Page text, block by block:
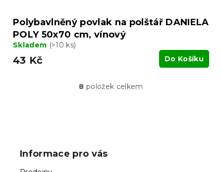
Polybavlněný povlak na polštář DANIELA
POLY 50x70 cm, vínový
Skladem (>10 ks)
43 Kč Do Košíku
O
8 položek celkem
Informace pro vás